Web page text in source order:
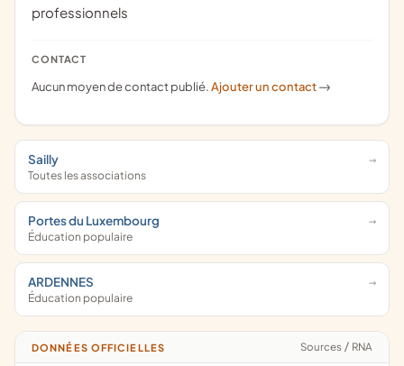
professionnels
CONTACT
Aucun moyen de contact publié.Ajouter un contact ->
Sailly
Toutes les associations
Portes du Luxembourg
Éducation populaire
ARDENNES
Éducation populaire
DONNÉES OFFICIELLES Sources / RNA